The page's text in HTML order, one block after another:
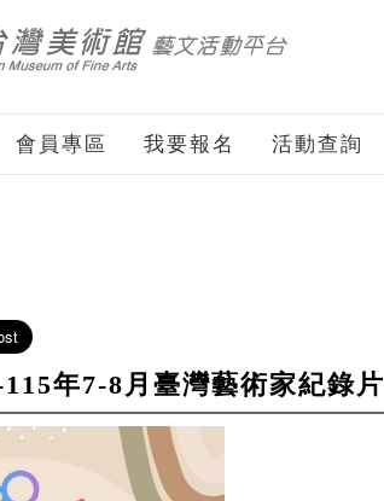
會員專區 我要報名 活動查詢
年7-8月臺灣藝術家紀錄片